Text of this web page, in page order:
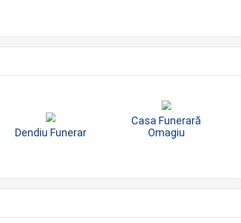
Dendiu Funerar
Casa Funerară
Omagiu